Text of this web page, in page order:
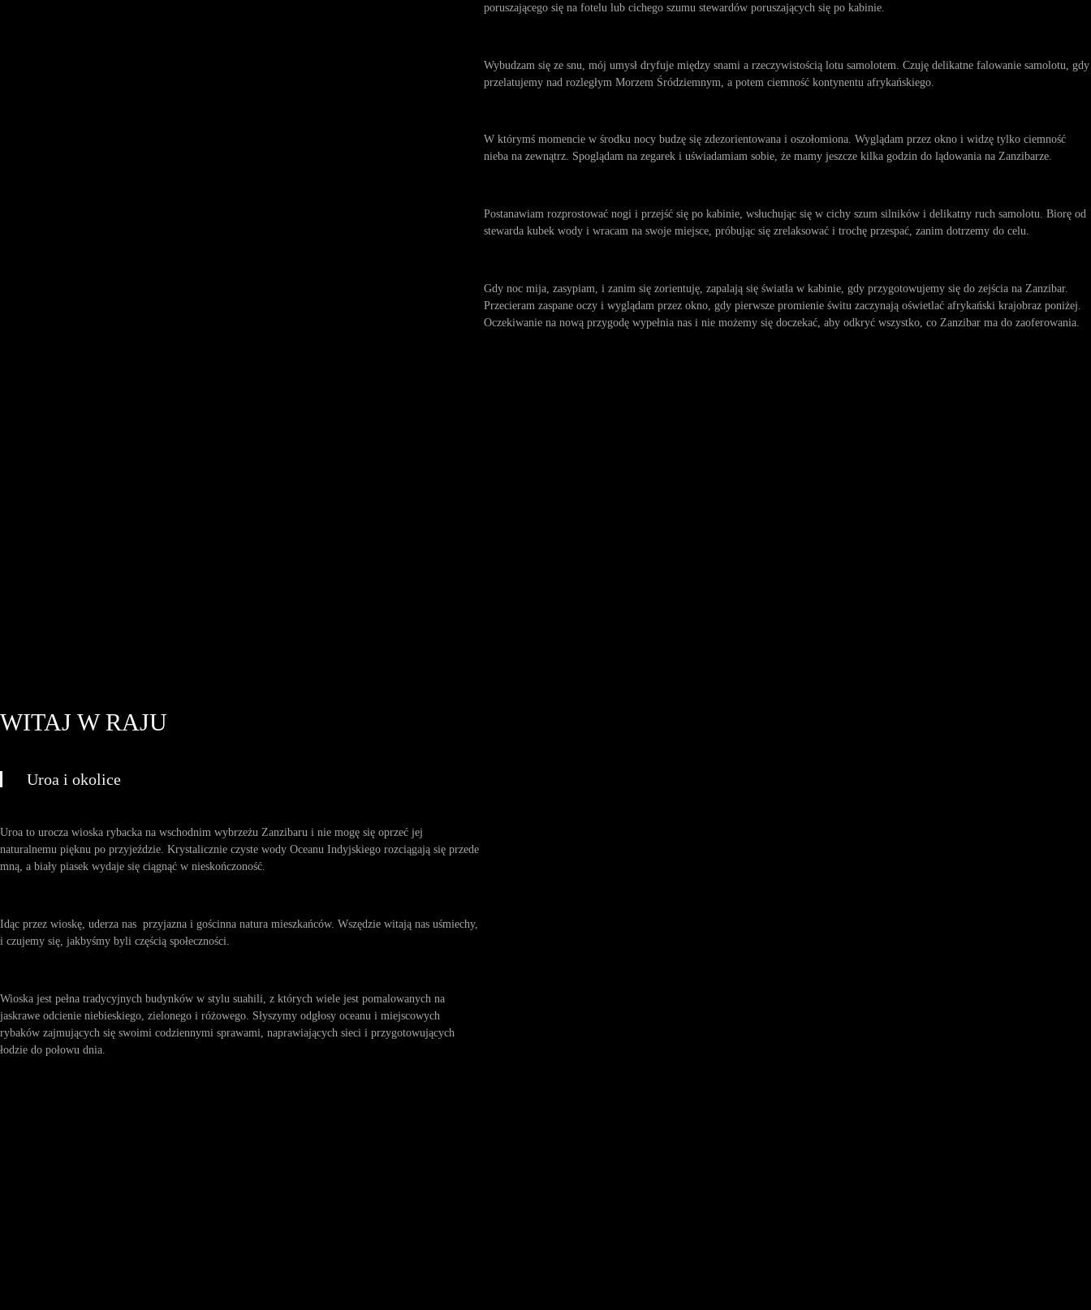
poruszającego się na fotelu lub cichego szumu stewardów poruszających się po kabinie.
Wybudzam się ze snu, mój umysł dryfuje między snami a rzeczywistością lotu samolotem. Czuję delikatne falowanie samolotu, gdy
przelatujemy nad rozległym Morzem Śródziemnym, a potem ciemność kontynentu afrykańskiego.
W którymś momencie w środku nocy budzę się zdezorientowana i oszołomiona. Wyglądam przez okno i widzę tylko ciemność
nieba na zewnątrz. Spoglądam na zegarek i uświadamiam sobie, że mamy jeszcze kilka godzin do lądowania na Zanzibarze.
Postanawiam rozprostować nogi i przejść się po kabinie, wsłuchując się w cichy szum silników i delikatny ruch samolotu. Biorę od
stewarda kubek wody i wracam na swoje miejsce, próbując się zrelaksować i trochę przespać, zanim dotrzemy do celu.
Gdy noc mija, zasypiam, i zanim się zorientuję, zapalają się światła w kabinie, gdy przygotowujemy się do zejścia na Zanzibar.
Przecieram zaspane oczy i wyglądam przez okno, gdy pierwsze promienie świtu zaczynają oświetlać afrykański krajobraz poniżej.
Oczekiwanie na nową przygodę wypełnia nas i nie możemy się doczekać, aby odkryć wszystko, co Zanzibar ma do zaoferowania.
WITAJ W RAJU
Uroa i okolice
Uroa to urocza wioska rybacka na wschodnim wybrzeżu Zanzibaru i nie mogę się oprzeć jej
naturalnemu pięknu po przyjeździe. Krystalicznie czyste wody Oceanu Indyjskiego rozciągają się przede
mną, a biały piasek wydaje się ciągnąć w nieskończoność.
Idąc przez wioskę, uderza nas przyjazna i gościnna natura mieszkańców. Wszędzie witają nas uśmiechy,
i czujemy się, jakbyśmy byli częścią społeczności.
Wioska jest pełna tradycyjnych budynków w stylu suahili, z których wiele jest pomalowanych na
jaskrawe odcienie niebieskiego, zielonego i różowego. Słyszymy odgłosy oceanu i miejscowych
rybaków zajmujących się swoimi codziennymi sprawami, naprawiających sieci i przygotowujących
łodzie do połowu dnia.